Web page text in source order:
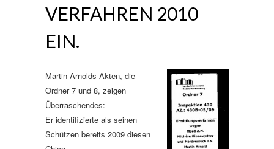
VERFAHREN 2010
EIN.
Martin Arnolds Akten, die
Ordner 7 und 8, zeigen
Überraschendes:
Er identifizierte als seinen
Schützen bereits 2009 diesen